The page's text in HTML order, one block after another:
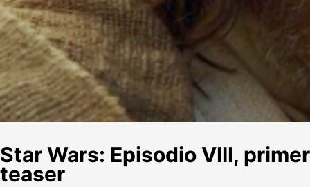
Star Wars: Episodio VIII, primer
teaser